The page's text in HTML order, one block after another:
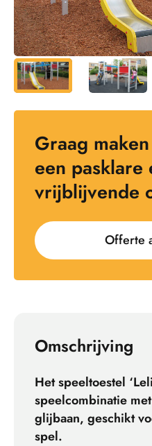
Graag
een pasklare
vrijblijvende
Offerte
Omschrijving
Het speeltoestel
speelcombinatie
glijbaan, geschikt
spel.